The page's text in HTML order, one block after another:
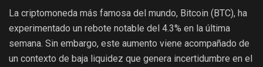
La criptomoneda más famosa del mundo, Bitcoin (BTC), ha
experimentado un rebote notable del 4.3% en la última
semana. Sin embargo, este aumento viene acompañado de
un contexto de baja liquidez que genera incertidumbre en el